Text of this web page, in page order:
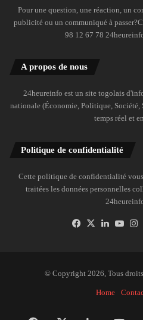
Pour une question, une réaction, un
publicité ou un communiqué à
98 12 67 78
A propos de nous
24heureinfo est un site togolais
nationale (Économie, Politique, Société,
temps réel et
Politique de confidentialité
Cette politique de confidentialité
traitées les données personnelles
Facebook
X
© Copyright 2026, Tous
Home